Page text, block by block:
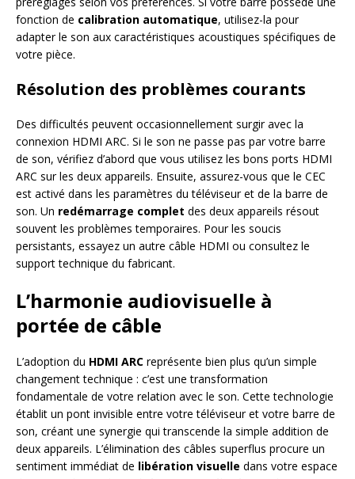
fonction de calibration automatique, utilisez-la pour
adapter le son aux caractéristiques acoustiques spécifiques de
votre pièce.
Résolution des problèmes courants
Des difficultés peuvent occasionnellement surgir avec la
connexion HDMI ARC. Si le son ne passe pas par votre barre
de son, vérifiez d’abord que vous utilisez les bons ports HDMI
ARC sur les deux appareils. Ensuite, assurez-vous que le CEC
est activé dans les paramètres du téléviseur et de la barre de
son. Un redémarrage complet des deux appareils résout
souvent les problèmes temporaires. Pour les soucis
persistants, essayez un autre câble HDMI ou consultez le
support technique du fabricant.
L’harmonie audiovisuelle à
portée de câble
L’adoption du HDMI ARC représente bien plus qu’un simple
changement technique : c’est une transformation
fondamentale de votre relation avec le son. Cette technologie
établit un pont invisible entre votre téléviseur et votre barre de
son, créant une synergie qui transcende la simple addition de
deux appareils. L’élimination des câbles superflus procure un
sentiment immédiat de libération visuelle dans votre espace